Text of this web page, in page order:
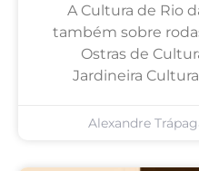
A Cultura de Rio
também sobre
Ostras de
Jardineira
Alexandre